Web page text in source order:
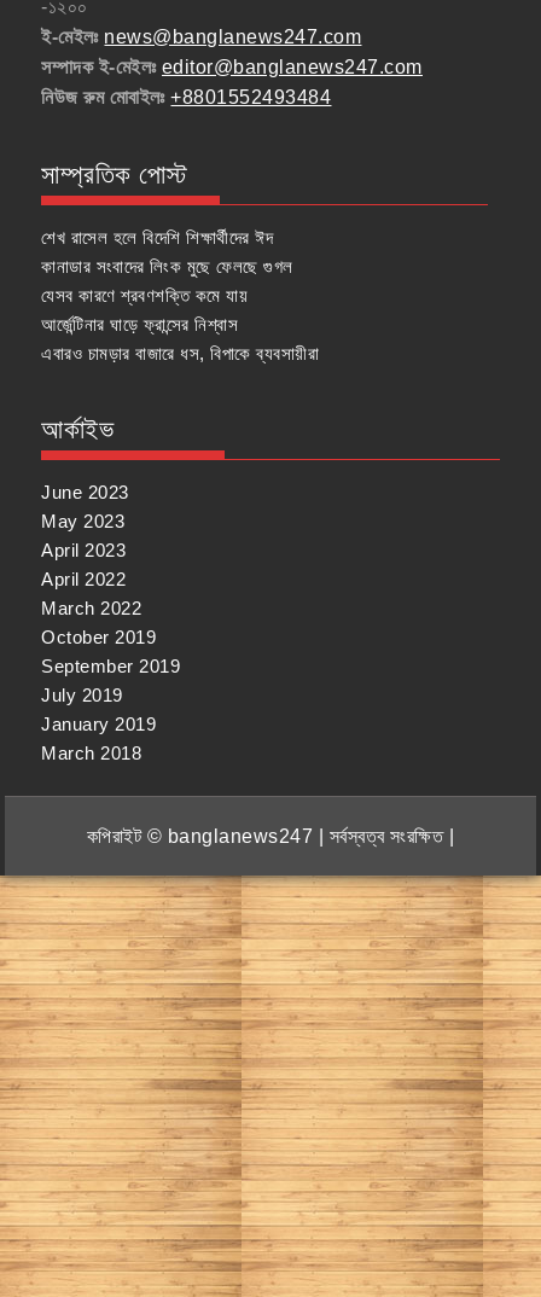
-১২০০
ই-মেইলঃ news@banglanews247.com
সম্পাদক ই-মেইলঃ editor@banglanews247.com
নিউজ রুম মোবাইলঃ+8801552493484
সাম্প্রতিক পোস্ট
শেখ রাসেল হলে বিদেশি শিক্ষার্থীদের ঈদ
কানাডার সংবাদের লিংক মুছে ফেলছে গুগল
যেসব কারণে শ্রবণশক্তি কমে যায়
আর্জেন্টিনার ঘাড়ে ফ্রান্সের নিশ্বাস
এবারও চামড়ার বাজারে ধস, বিপাকে ব্যবসায়ীরা
আর্কাইভ
June 2023
May 2023
April 2023
April 2022
March 2022
October 2019
September 2019
July 2019
January 2019
March 2018
কপিরাইট © banglanews247 | সর্বস্বত্ব সংরক্ষিত |